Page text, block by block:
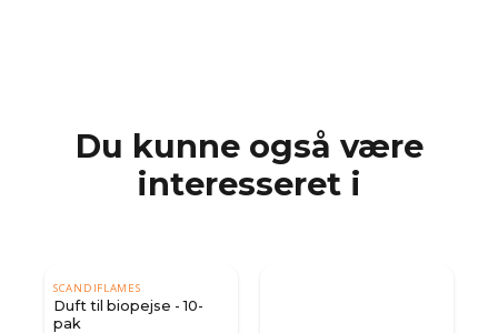
Du kunne også være
interesseret i
SCANDIFLAMES
Duft til biopejse - 10-
pak